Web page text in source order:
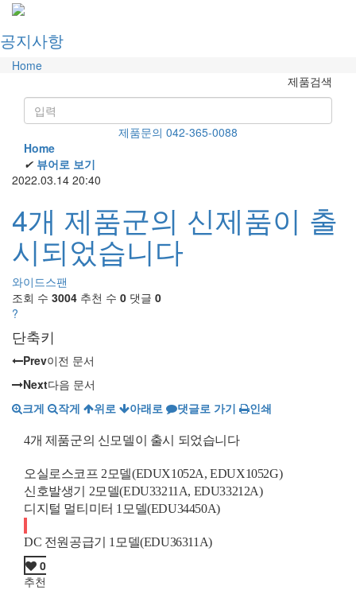
공지사항
Home
제품검색
제품문의 042-365-0088
Home
✔ 뷰어로 보기
2022.03.14 20:40
4개 제품군의 신제품이 출
시되었습니다
와이드스팬
조회 수 3004 추천 수 0 댓글 0
?
단축키
Prev이전 문서
Next다음 문서
크게
작게 위로 아래로 댓글로 가기 인쇄
4개 제품군의 신모델이 출시 되었습니다
오실로스코프 2 모델(EDUX1052A, EDUX1052G)
신호발생기
2모델(EDU33211A, EDU33212A)
디지털 멀티미터 1 모델(EDU34450A)
DC 전원공급기 1 모델(EDU36311A)
0
추천